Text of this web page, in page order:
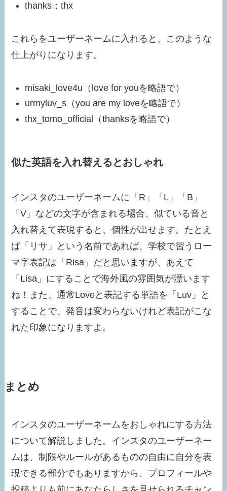
thanks：thx
これらをユーザーネームに入れると、このような
仕上がりになります。
misaki_love4u（love for youを略語で）
urmyluv_s（you are my loveを略語で）
thx_tomo_official（thanksを略語で）
似た英語を入れ替えるとおしゃれ
インスタのユーザーネームに「R」「L」「B」
「V」などの文字が含まれる場合、似ている音と
入れ替えて表現すると、個性が出せます。たとえ
ば「リサ」という名前であれば、学校で習うロー
マ字表記は「Risa」だと思いますが、あえて
「Lisa」にすることで海外風の雰囲気が漂います
ね！また、通常Loveと表記する単語を「Luv」と
することで、発音は変わらないけれど表記がこな
れた印象になりますよ。
まとめ
インスタのユーザーネームをおしゃれにする方法
について解説しました。インスタのユーザーネー
ムは、制限やルールがあるものの自由に自分を表
現できる部分でもありますから、プロフィールや